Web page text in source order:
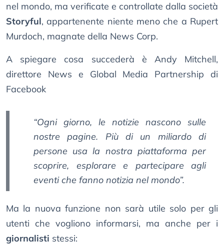
nel mondo, ma verificate e controllate dalla società
Storyful, appartenente niente meno che a Rupert
Murdoch, magnate della News Corp.
A spiegare cosa succederà è Andy Mitchell,
direttore News e Global Media Partnership di
Facebook
“Ogni giorno, le notizie nascono sulle
nostre pagine. Più di un miliardo di
persone usa la nostra piattaforma per
scoprire, esplorare e partecipare agli
eventi che fanno notizia nel mondo”.
Ma la nuova funzione non sarà utile solo per gli
utenti che vogliono informarsi, ma anche per i
giornalisti stessi: